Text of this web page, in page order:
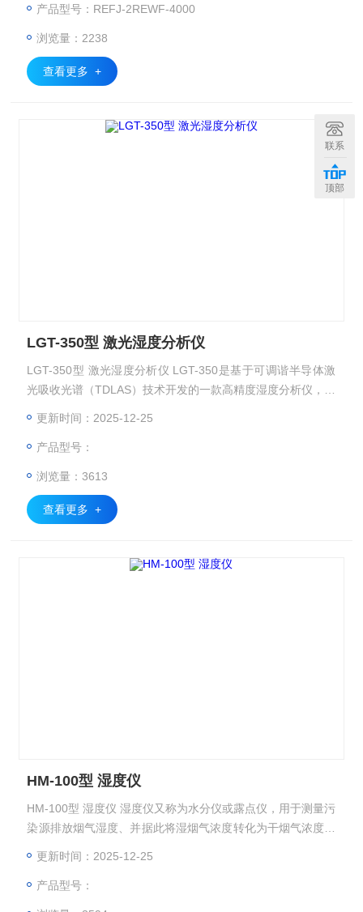
气体压力流速和风量。
产品型号：REFJ-2REWF-4000
浏览量：2238
查看更多 +
LGT-350型 激光湿度分析仪
LGT-350型 激光湿度分析仪 LGT-350是基于可调谐半导体激
光吸收光谱（TDLAS）技术开发的一款高精度湿度分析仪，可
激光频率，使激光扫描范围略大于被测气体的吸收谱线。当被
更新时间：2025-12-25
产品型号：
浏览量：3613
查看更多 +
HM-100型 湿度仪
HM-100型 湿度仪 湿度仪又称为水分仪或露点仪，用于测量污
染源排放烟气湿度、并据此将湿烟气浓度转化为干烟气浓度，
出。
更新时间：2025-12-25
产品型号：
联系
顶部